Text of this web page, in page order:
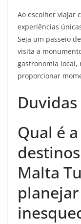
Ao escolher viajar
experiências
Seja um passeio
visita a
gastronomia local,
proporcionar
Qual é
Malta